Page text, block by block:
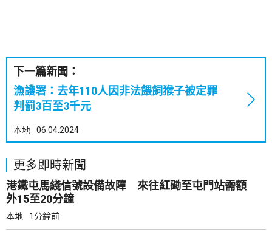
下一篇新聞：
漁護署：去年110人因非法餵飼猴子被定罪
判罰3百至3千元
本地 06.04.2024
更多即時新聞
港鐵屯馬綫信號設備故障 來往紅磡至屯門站需額
外15至20分鐘
本地 1分鐘前